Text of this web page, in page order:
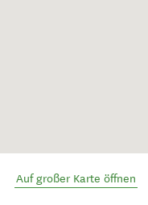
Auf großer Karte öffnen